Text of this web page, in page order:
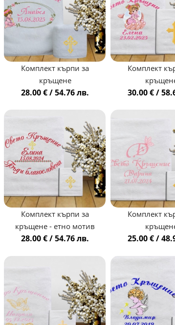
Комплект кърпи за
кръщене
28.00 € / 54.76 лв.
Комплект
30.00 € /
Комплект кърпи за
кръщене - етно мотив
28.00 € / 54.76 лв.
Комплект
25.00 € /